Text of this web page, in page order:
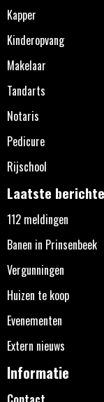
Kapper
Kinderopvang
Makelaar
Tandarts
Notaris
Pedicure
Rijschool
Laatste
112 meldingen
Banen in Prinsenbeek
Vergunningen
Huizen te koop
Evenementen
Extern nieuws
Informatie